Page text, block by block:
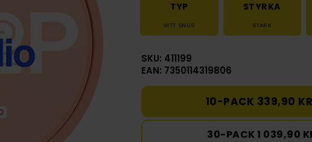
TYP
VITT SNUS
STYRKA
STARK
SKU: 411199
EAN: 7350114319806
10-PACK 339,90
30-PACK 1 039,90